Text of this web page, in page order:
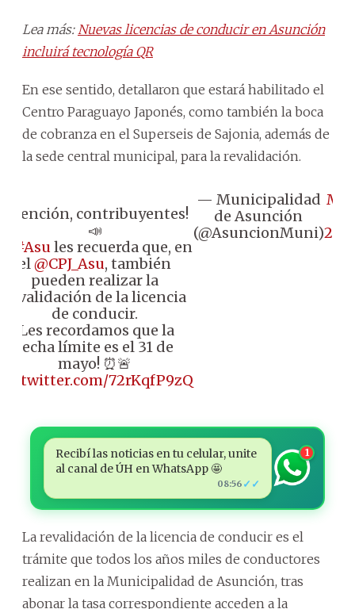
Lea más: Nuevas licencias de conducir en Asunción
incluirá tecnología QR
En ese sentido, detallaron que estará habilitado el
Centro Paraguayo Japonés, como también la boca
de cobranza en el Superseis de Sajonia, además de
la sede central municipal, para la revalidación.
¡Atención, contribuyentes!
📣
#Asules recuerda que, en
el@CPJ_Asu, también
pueden realizar la
revalidación de la licencia
de conducir.
¡Les recordamos que la
fecha límite es el 31 de
mayo! ⏰🚨
72rKqfP9zQ
— Municipalidad
de Asunción
(@AsuncionMuni)
Recibí las noticias en tu celular, unite
al canal de ÚH en WhatsApp 🤩
08:56 ✓✓
1
La revalidación de la licencia de conducir es el
trámite que todos los años miles de conductores
realizan en la Municipalidad de Asunción, tras
abonar la tasa correspondiente acceden a la